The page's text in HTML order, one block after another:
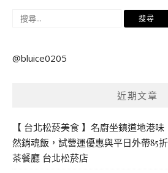
搜
鍵
@bluice0205
近期文章
【 台北松菸美食 】名廚坐鎮道地港
然銷魂飯，試營運優惠與平日外帶85
茶餐廳 台北松菸店